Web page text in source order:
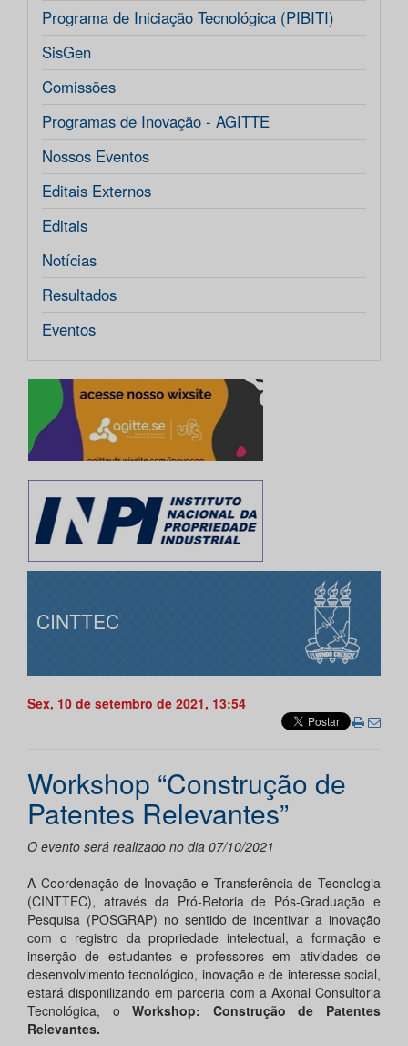
Programa de Iniciação Tecnológica (PIBITI)
SisGen
Comissões
Programas de Inovação - AGITTE
Nossos Eventos
Editais Externos
Editais
Notícias
Resultados
Eventos
CINTTEC
Sex, 10 de setembro de 2021, 13:54
Workshop “Construção de
Patentes Relevantes”
O evento será realizado no dia 07/10/2021
A Coordenação de Inovação e Transferência de Tecnologia
(CINTTEC), através da Pró-Retoria de Pós-Graduação e
Pesquisa (POSGRAP) no sentido de incentivar a inovação
com o registro da propriedade intelectual, a formação e
inserção de estudantes e professores em atividades de
desenvolvimento tecnológico, inovação e de interesse social,
estará disponilizando em parceria com a Axonal Consultoria
Tecnológica, o Workshop: Construção de Patentes
Relevantes.